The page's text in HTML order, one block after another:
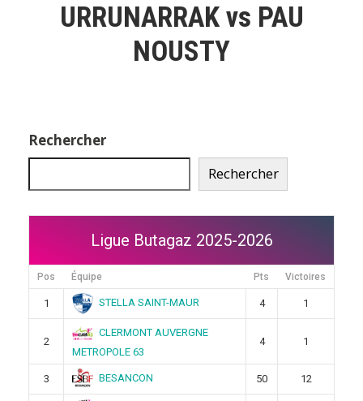
URRUNARRAK vs PAU
NOUSTY
Rechercher
Rechercher
Ligue Butagaz 2025-2026
Pos Équipe Pts Victoires
1 STELLA SAINT-MAUR 4 1
2
CLERMONT AUVERGNE
METROPOLE 63
4 1
3 BESANCON 50 12